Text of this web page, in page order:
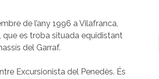
de l’any 1996 a Vilafranca,
que es troba situada equidistant
del Garraf.
Excursionista del Penedès. És